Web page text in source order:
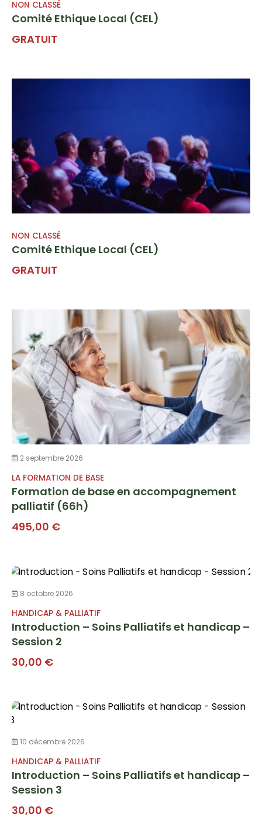
NON CLASSÉ
Comité Ethique Local (CEL)
GRATUIT
NON CLASSÉ
Comité Ethique Local (CEL)
GRATUIT
2 septembre 2026
LA FORMATION DE BASE
Formation de base en accompagnement
palliatif (66h)
495,00 €
8 octobre 2026
HANDICAP & PALLIATIF
Introduction – Soins Palliatifs et handicap –
Session 2
30,00 €
10 décembre 2026
HANDICAP & PALLIATIF
Introduction – Soins Palliatifs et handicap –
Session 3
30,00 €